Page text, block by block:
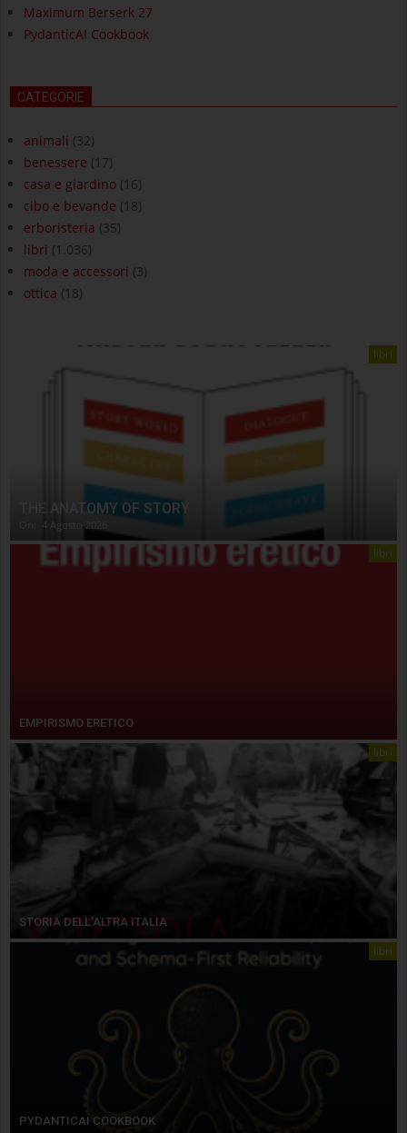
Maximum Berserk 27
PydanticAI Cookbook
CATEGORIE
animali (32)
benessere (17)
casa e giardino (16)
cibo e bevande (18)
erboristeria (35)
libri (1.036)
moda e accessori (3)
ottica (18)
libri
THE ANATOMY OF STORY
4 Agosto 2026
libri
EMPIRISMO ERETICO
libri
STORIA DELL’ALTRA ITALIA
libri
PYDANTICAI COOKBOOK